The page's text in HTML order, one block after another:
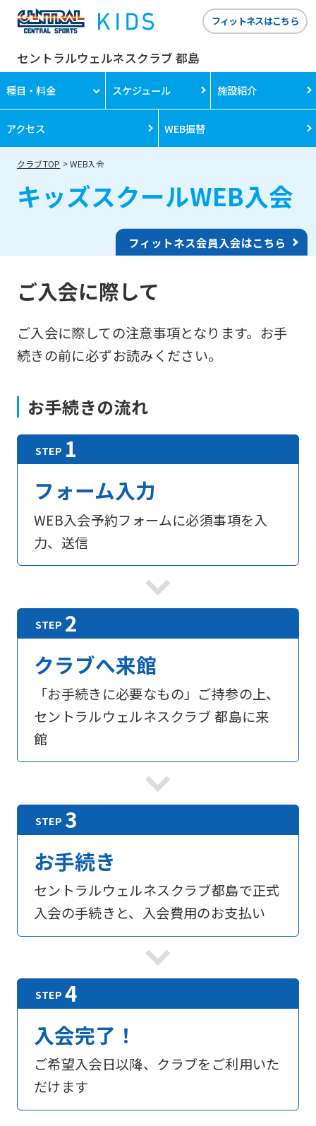
セントラルウェルネスクラブ 都島
フィットネスはこちら
種目・料金 スケジュール 施設紹介
アクセス WEB振替
クラブTOP WEB入会
キッズスクールWEB入会
フィットネス会員入会はこちら
ご入会に際して
ご入会に際しての注意事項となります。お手
続きの前に必ずお読みください。
お手続きの流れ
フォーム入力
WEB入会予約フォームに必須事項を入
力、送信
クラブへ来館
「お手続きに必要なもの」ご持参の上、
セントラルウェルネスクラブ 都島に来
館
お手続き
セントラルウェルネスクラブ都島で正式
入会の手続きと、入会費用のお支払い
入会完了！
ご希望入会日以降、クラブをご利用いた
だけます
For
Sports
official
is
automatically
translated
the
link
below
(start
automatic
translation)
to